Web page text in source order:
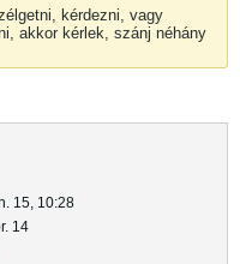
kérdezni, vagy
akkor kérlek, szánj néhány
15, 10:28
14